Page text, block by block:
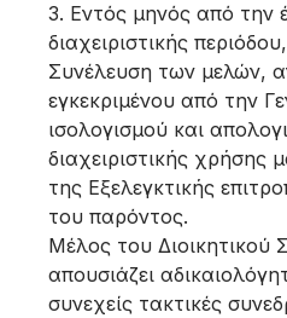
3. Εντός μηνός από την
διαχειριστικής
Συνέλευση των μελών,
εγκεκριμένου από την
ισολογισμού και
διαχειριστικής χρήσης
της Εξελεγκτικής
του παρόντος.
Μέλος του Διοικητικού
απουσιάζει
συνεχείς τακτικές